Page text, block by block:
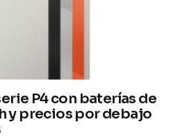
P4 con baterías de
y precios por debajo